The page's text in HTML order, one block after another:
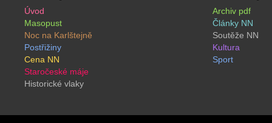
Úvod
Masopust
Noc na Karlštejně
Postřižiny
Cena NN
Staročeské máje
Historické vlaky
Archiv pdf
Články NN
Soutěže NN
Kultura
Sport